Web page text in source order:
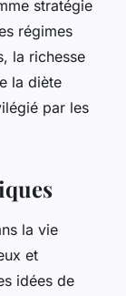
stratégie
régimes
la richesse
la diète
par les
la vie
et
idées de